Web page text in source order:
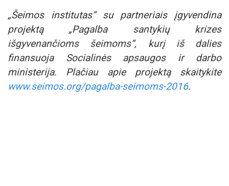
„Šeimos institutas“ su partneriais įgyvendina
projektą „Pagalba santykių krizes
išgyvenančioms šeimoms“, kurį iš dalies
finansuoja Socialinės apsaugos ir darbo
ministerija. Plačiau apie projektą skaitykite
www.seimos.org/pagalba-seimoms-2016.